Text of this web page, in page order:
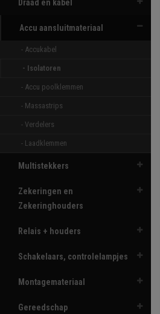
Draad en kabel
Accu aansluitmateriaal
- Accukabel
- Isolatoren
- Accu poolklemmen
- Massastrips
- Verdelers
- Laadklemmen
Multistekkers
Zekeringen en
Zekeringhouders
Relais + houders
Schakelaars, controlelampjes
Montagemateriaal
Gereedschap